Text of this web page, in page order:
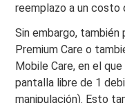
reemplazo a un costo
Sin embargo, también
Premium Care o
Mobile Care, en el
pantalla libre de 1
manipulación). Esto